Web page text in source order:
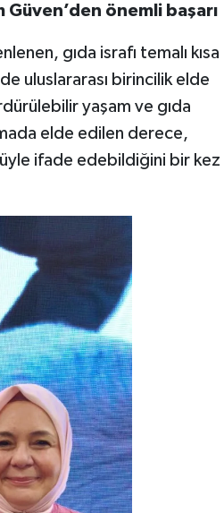
Güven’den önemli başarı
gıda israfı temalı kısa
uluslararası birincilik elde
yaşam ve gıda
elde edilen derece,
ifade edebildiğini bir kez